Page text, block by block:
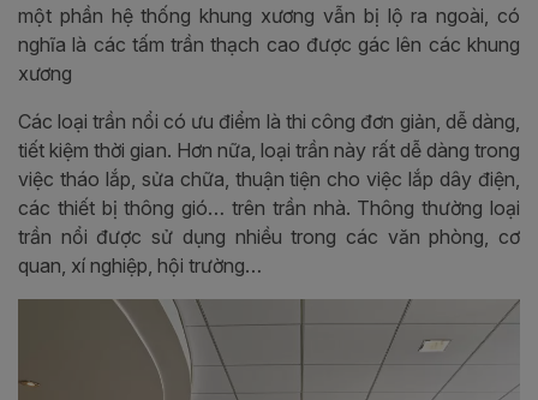
một phần hệ thống khung xương vẫn bị lộ ra ngoài, có
nghĩa là các tấm trần thạch cao được gác lên các khung
xương
Các loại trần nổi có ưu điểm là thi công đơn giản, dễ dàng,
tiết kiệm thời gian. Hơn nữa, loại trần này rất dễ dàng trong
việc tháo lắp, sửa chữa, thuận tiện cho việc lắp dây điện,
các thiết bị thông gió… trên trần nhà. Thông thường loại
trần nổi được sử dụng nhiều trong các văn phòng, cơ
quan, xí nghiệp, hội trường…